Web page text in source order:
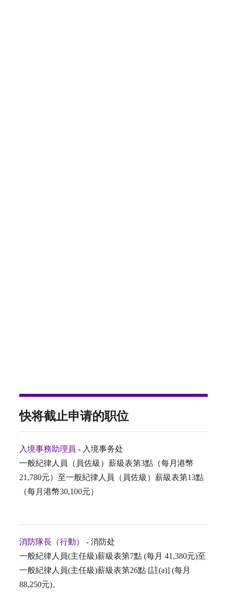
快将截止申请的职位
入境事務助理員 - 入境事务处
一般紀律人員（員佐級）薪級表第3點（每月港幣
21,780元）至一般紀律人員（員佐級）薪級表第13點
（每月港幣30,100元）
消防隊長（行動）
- 消防处
一般紀律人員(主任級)薪級表第7點 (每月 41,380元)至
一般紀律人員(主任級)薪級表第26點 [註(a)] (每月
88,250元)。